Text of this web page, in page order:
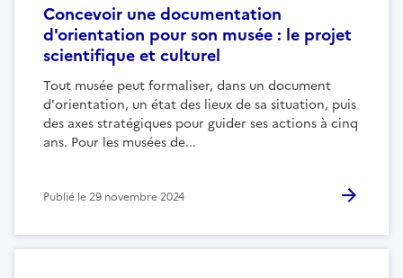
Concevoir une documentation
d'orientation pour son musée : le projet
scientifique et culturel
Tout musée peut formaliser, dans un document
d'orientation, un état des lieux de sa situation, puis
des axes stratégiques pour guider ses actions à cinq
ans. Pour les musées de...
Publié le29 novembre 2024